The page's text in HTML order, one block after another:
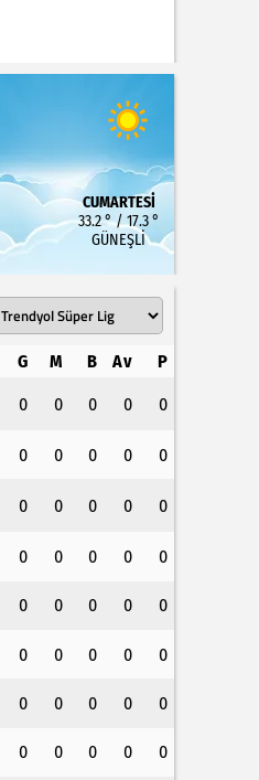
CUMARTESI
33.2 ° / 17.3 °
GÜNEŞLI
G M B Av
P
0 0 0 0 0
0 0 0 0
0
0 0 0 0 0
0 0 0 0 0
0 0 0 0 0
0 0 0 0 0
0 0 0 0 0
0 0 0 0 0